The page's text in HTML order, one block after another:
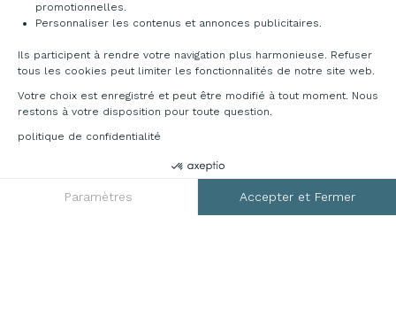
promotionnelles.
Personnaliser les contenus et annonces publicitaires.
Ils participent à rendre votre navigation plus harmonieuse. Refuser
tous les cookies peut limiter les fonctionnalités de notre site web.
Votre choix est enregistré et peut être modifié à tout moment. Nous
restons à votre disposition pour toute question.
politique de confidentialité
Paramètres Accepter et Fermer
DEMANDER UN DEVIS